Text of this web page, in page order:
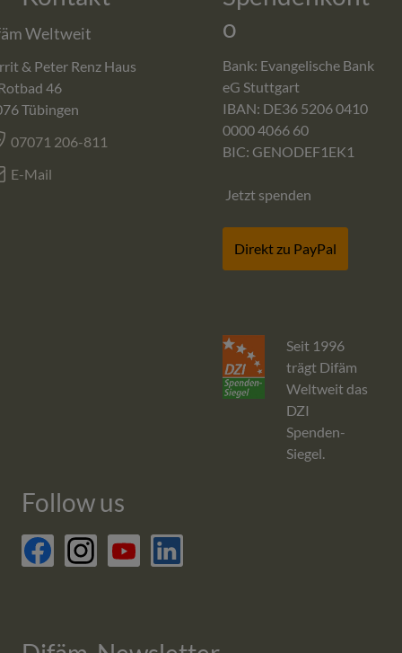
Weltweit
& Peter Renz Haus
46
Tübingen
07071 206-811
E-Mail
o
Bank: Evangelische Bank
eG Stuttgart
IBAN: DE36 5206 0410
0000 4066 60
BIC: GENODEF1EK1
Jetzt spenden
Direkt zu PayPal
Seit 1996
trägt Difäm
Weltweit das
DZI
Spenden-
Siegel.
Follow us